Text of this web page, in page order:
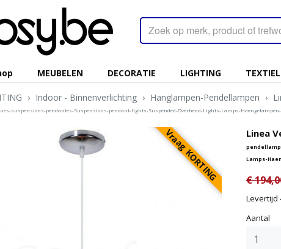
MEUBELEN DECORATIE LIGHTING TEXTIEL
› Indoor - Binnenverlichting › Hanglampen-Pendellampen ›
suspensions-pendantes-Suspensions-pendant-lights-Suspended-Overhead-Lights-Lamps-
Vraag KORTING Linea
Lamps-
€
Levertijd
Aantal